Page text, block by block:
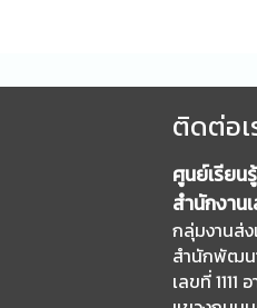
ติดต่อเ
ศูนย์เรียน
สำนักงาน
กลุ่มงานส่
สำนักพัฒน
เลขที่ 1111